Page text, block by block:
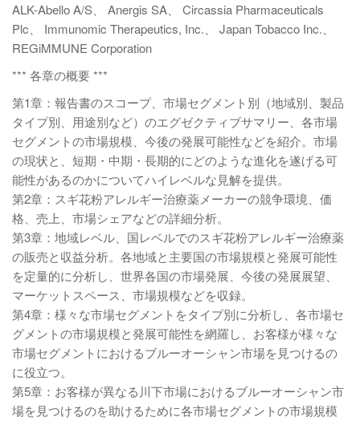
ALK-Abello A/S、 Anergis SA、 Circassia Pharmaceuticals
Plc、 Immunomic Therapeutics, Inc.、 Japan Tobacco Inc.、
REGiMMUNE Corporation
*** 各章の概要 ***
第1章：報告書のスコープ、市場セグメント別（地域別、製品
タイプ別、用途別など）のエグゼクティブサマリー、各市場
セグメントの市場規模、今後の発展可能性などを紹介。市場
の現状と、短期・中期・長期的にどのような進化を遂げる可
能性があるのかについてハイレベルな見解を提供。
第2章：スギ花粉アレルギー治療薬メーカーの競争環境、価
格、売上、市場シェアなどの詳細分析。
第3章：地域レベル、国レベルでのスギ花粉アレルギー治療薬
の販売と収益分析。各地域と主要国の市場規模と発展可能性
を定量的に分析し、世界各国の市場発展、今後の発展展望、
マーケットスペース、市場規模などを収録。
第4章：様々な市場セグメントをタイプ別に分析し、各市場セ
グメントの市場規模と発展可能性を網羅し、お客様が様々な
市場セグメントにおけるブルーオーシャン市場を見つけるの
に役立つ。
第5章：お客様が異なる川下市場におけるブルーオーシャン市
場を見つけるのを助けるために各市場セグメントの市場規模